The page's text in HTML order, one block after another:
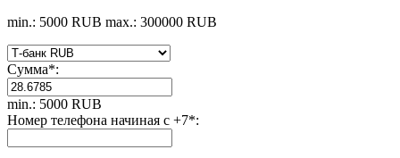
min.: 5000 RUB max.: 300000 RUB
Сумма*:
min.: 5000 RUB
Номер телефона начиная с +7*: